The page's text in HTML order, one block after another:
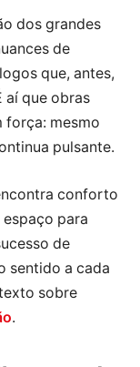
dos grandes
de
que, antes,
aí que obras
força: mesmo
pulsante.
conforto
para
de
sentido a cada
sobre
.